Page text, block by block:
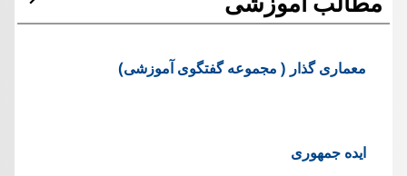
معماری گذار ( مجموعه گفتگوی آموزشی)
ایده جمهوری